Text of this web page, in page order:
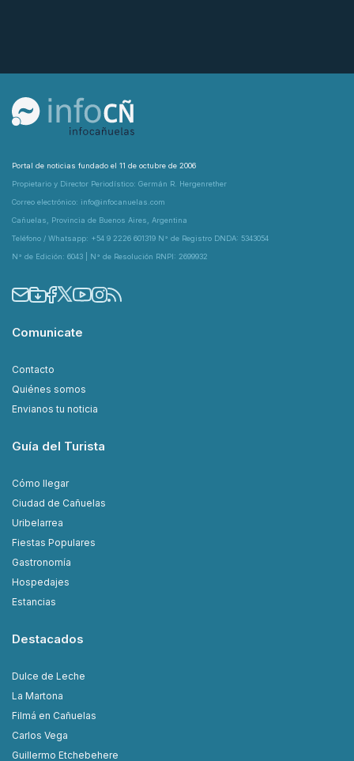
Portal de noticias fundado el 11 de octubre de 2006
Propietario y Director Periodístico: Germán R. Hergenrether
Correo electrónico: info@infocanuelas.com
Cañuelas, Provincia de Buenos Aires, Argentina
Teléfono / Whatsapp: +54 9 2226 601319 N° de Registro DNDA: 5343054
N° de Edición: 6043 | N° de Resolución RNPI: 2699932
Comunicate
Contacto
Quiénes somos
Envianos tu noticia
Guía del Turista
Cómo llegar
Ciudad de Cañuelas
Uribelarrea
Fiestas Populares
Gastronomía
Hospedajes
Estancias
Destacados
Dulce de Leche
La Martona
Filmá en Cañuelas
Carlos Vega
Guillermo Etchebehere